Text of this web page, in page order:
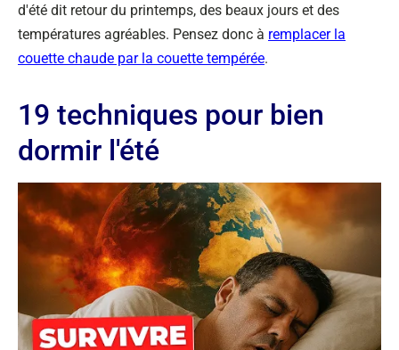
d'été dit retour du printemps, des beaux jours et des
températures agréables. Pensez donc à remplacer la
couette chaude par la couette tempérée.
19 techniques pour bien
dormir l'été